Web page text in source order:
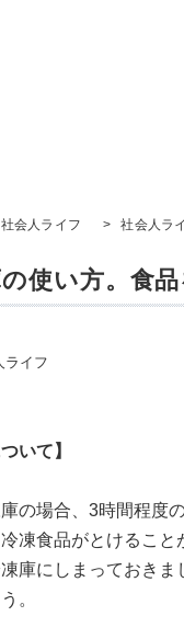
社会人ライフ > 社会人ラ
使い方。食
ライフ
いて】
の場合、3時間程度
凍食品がとけるこ
庫にしまっておき
。